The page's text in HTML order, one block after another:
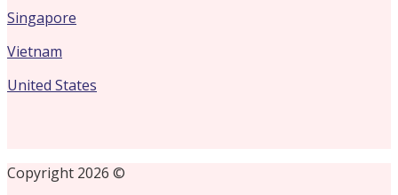
Singapore
Vietnam
United States
Copyright 2026 ©